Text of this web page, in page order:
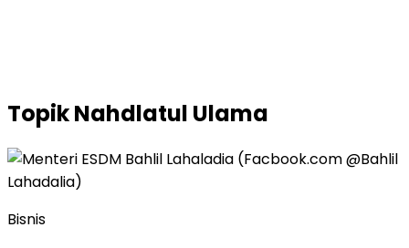
TopikNahdlatul Ulama
Bisnis